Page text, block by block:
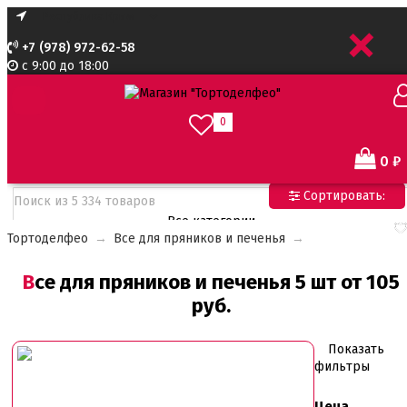
+7 (978) 972-62-58
с 9:00 до 18:00
0
0 ₽
Все категории
Адаптеры для кондитерского мешка
Ароматизаторы пищевые
Ароматизаторы Criamo 30 мл
Ароматизаторы TPA 10мл
Ароматизаторы Украса
Ароматизаторы пищевые жидкие Flavor Art 10мл
Тортоделфео → Все для пряников и печенья →
Все для пряников и печенья 5 шт от 105
руб.
Показать
фильтры
Сортировать:
+